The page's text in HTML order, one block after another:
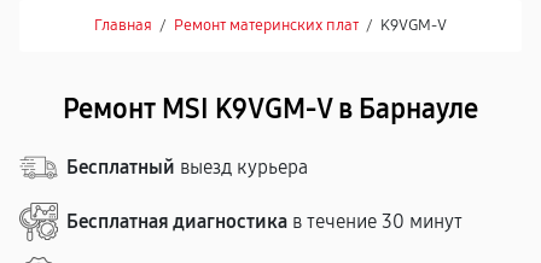
Главная / Ремонт материнских плат / K9VGM-V
Ремонт MSI K9VGM-V в Барнауле
Бесплатный выезд курьера
Бесплатная диагностика в течение 30 минут